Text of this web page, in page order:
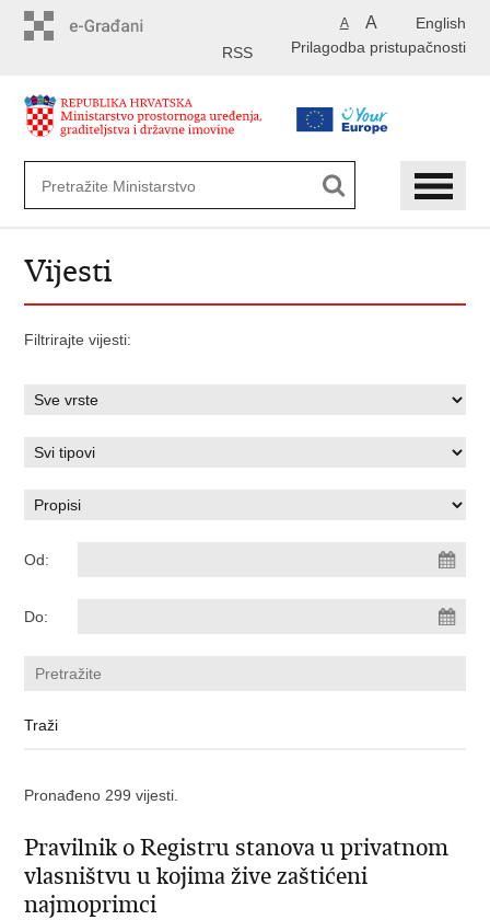
English
A A
Prilagodba pristupačnosti
RSS
Vijesti
Filtrirajte vijesti:
Od:
Do:
Pronađeno 299 vijesti.
Pravilnik o Registru stanova u privatnom
vlasništvu u kojima žive zaštićeni
najmoprimci